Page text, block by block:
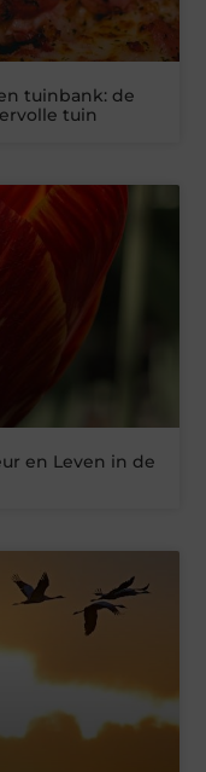
tuinbank: de
tuin
en Leven in de